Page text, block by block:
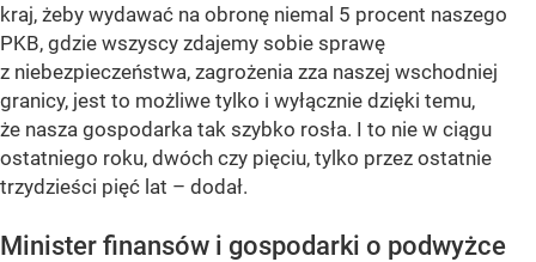
kraj, żeby wydawać na obronę niemal 5 procent naszego
PKB, gdzie wszyscy zdajemy sobie sprawę
z niebezpieczeństwa, zagrożenia zza naszej wschodniej
granicy, jest to możliwe tylko i wyłącznie dzięki temu,
że nasza gospodarka tak szybko rosła. I to nie w ciągu
ostatniego roku, dwóch czy pięciu, tylko przez ostatnie
trzydzieści pięć lat – dodał.
Minister finansów i gospodarki o podwyżce